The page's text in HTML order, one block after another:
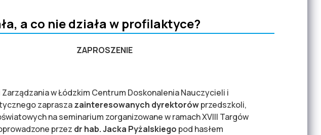
a co nie działa w profilaktyce?
ZAPROSZENIE
Zarządzania w Łódzkim Centrum Doskonalenia Nauczycieli i
zapraszazainteresowanych dyrektorówprzedszkoli,
na seminarium zorganizowane w ramach XVIII Targów
przez dr hab. Jacka Pyżalskiego pod hasłem